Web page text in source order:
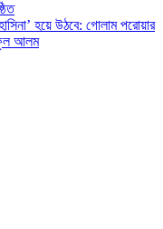
হয়ে উঠবে: গোলাম পরোয়ার
আলম